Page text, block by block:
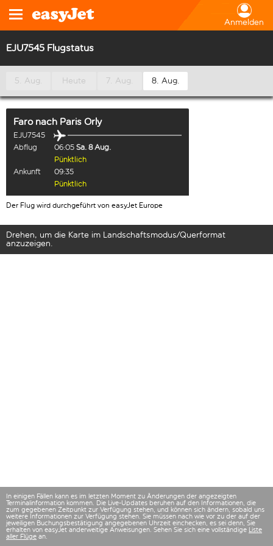
Anmelden
EJU7545 Flugstatus
5. Aug. Heute 7. Aug. 8. Aug.
Faro nach Paris Orly
EJU7545
Abflug
06:05 Sa. 8 Aug.
Pünktlich
Ankunft
09:35
Pünktlich
Der Flug wird durchgeführt von easyJet Europe
Drehen, um die Karte im Landschaftsmodus/Querformat
anzuzeigen.
In einigen Fällen kann es im letzten Moment zu Änderungen der angezeigten
Terminalinformation kommen. Die Live-Updates beruhen auf den Informationen, die
zum gegebenen Zeitpunkt zur Verfügung stehen, und können sich ändern, sobald uns
weitere Informationen zur Verfügung stehen. Sie müssen nach wie vor zu der auf der
jeweiligen Buchungsbestätigung angegebenen Uhrzeit einchecken, es sei denn, Sie
erhalten von easyJet anderweitige Anweisungen. Sehen Sie sich eine vollständige Liste
aller Flüge an.